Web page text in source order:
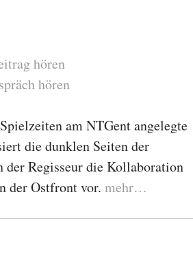
hören
hören
am NTGent angelegte
die dunklen Seiten der
Regisseur die Kollaboration
der Ostfront vor. mehr…